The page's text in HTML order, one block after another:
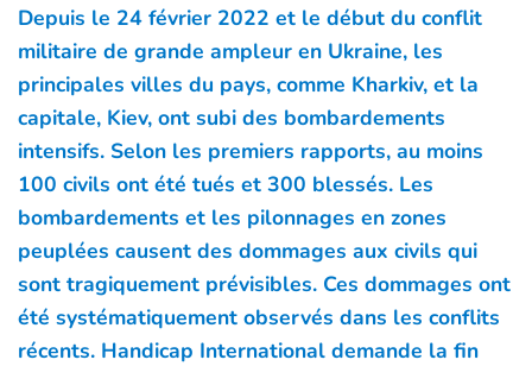
Depuis le 24 février 2022 et le début du conflit
militaire de grande ampleur en Ukraine, les
principales villes du pays, comme Kharkiv, et la
capitale, Kiev, ont subi des bombardements
intensifs. Selon les premiers rapports, au moins
100 civils ont été tués et 300 blessés. Les
bombardements et les pilonnages en zones
peuplées causent des dommages aux civils qui
sont tragiquement prévisibles. Ces dommages ont
été systématiquement observés dans les conflits
récents. Handicap International demande la fin